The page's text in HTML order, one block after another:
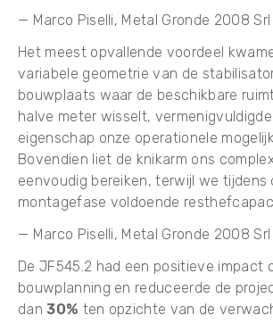
— Marco Piselli, Metal Gronde 2008 Srl
Het meest opvallende voordeel
variabele geometrie van de
bouwplaats waar de beschikbare
halve meter wisselt,
eigenschap onze operationele
Bovendien liet de knikarm ons
eenvoudig bereiken, terwijl we tijdens
montagefase voldoende
— Marco Piselli, Metal Gronde 2008 Srl
De JF545.2 had een positieve impact
bouwplanning en reduceerde de
dan30% ten opzichte van de